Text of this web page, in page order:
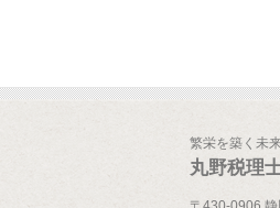
繁栄を築く未
丸野税理